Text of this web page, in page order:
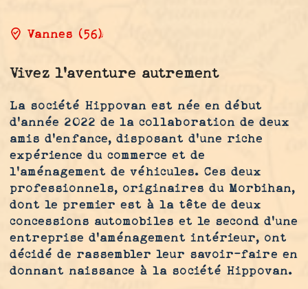
Vannes (56)
Vivez l'aventure autrement
La société Hippovan est née en début
d’année 2022 de la collaboration de deux
amis d’enfance, disposant d’une riche
expérience du commerce et de
l’aménagement de véhicules. Ces deux
professionnels, originaires du Morbihan,
dont le premier est à la tête de deux
concessions automobiles et le second d’une
entreprise d’aménagement intérieur, ont
décidé de rassembler leur savoir-faire en
donnant naissance à la société Hippovan.